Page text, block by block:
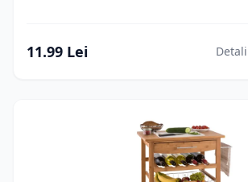
11.99 Lei